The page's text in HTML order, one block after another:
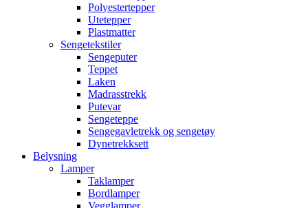
Polyestertepper
Utetepper
Plastmatter
Sengetekstiler
Sengeputer
Teppet
Laken
Madrasstrekk
Putevar
Sengeteppe
Sengegavletrekk og sengetøy
Dynetrekksett
Belysning
Lamper
Taklamper
Bordlamper